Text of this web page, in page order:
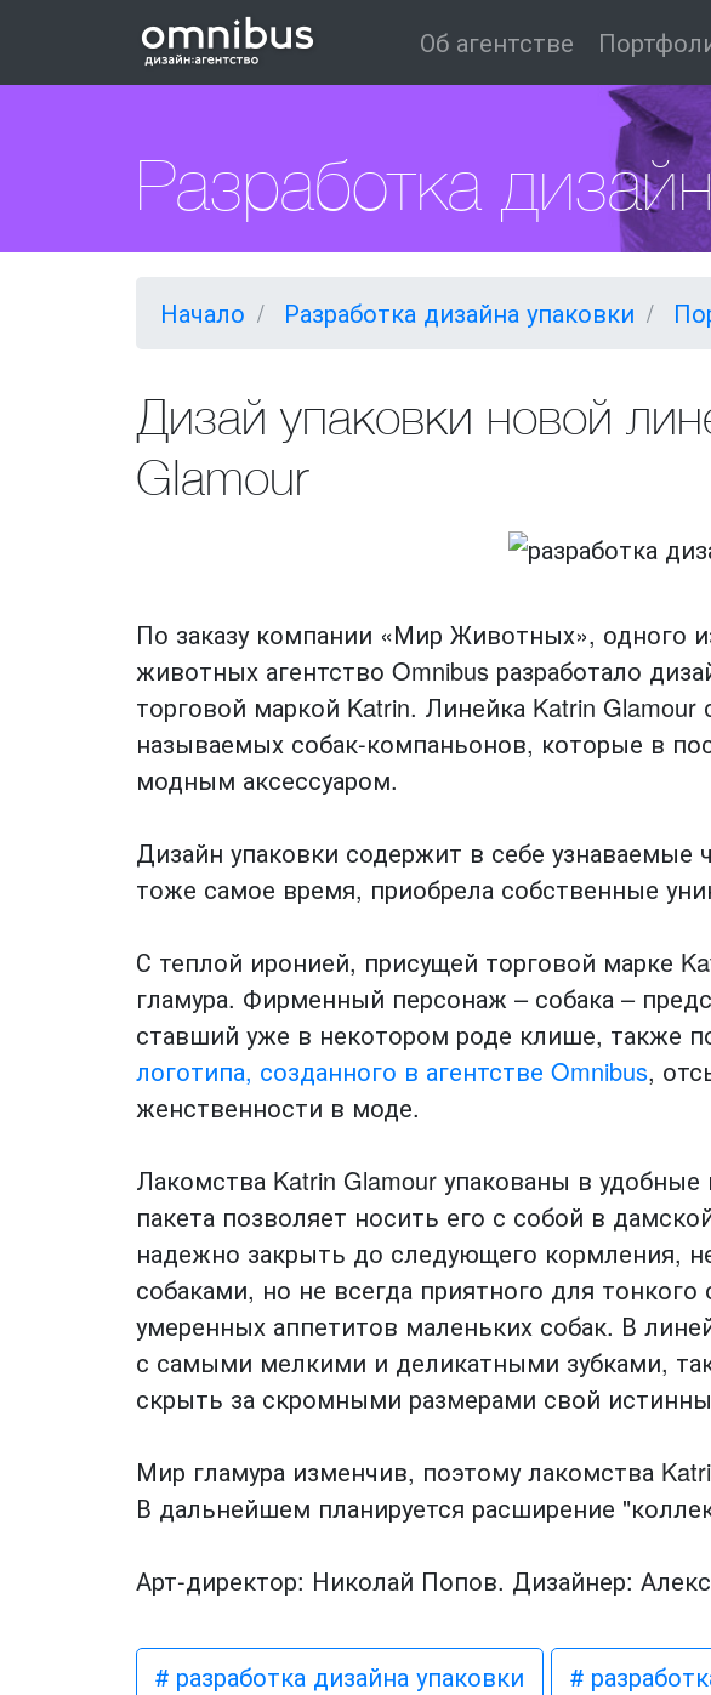
Об агентстве
Разработка
Начало Разработка дизайна упаковки
Дизай упаковки новой
Glamour
По заказу компании «Мир Животных», одного
животных агентство Omnibus разработало
торговой маркой Katrin. Линейка Katrin
называемых собак-компаньонов, которые в
модным аксессуаром.
Дизайн упаковки содержит в себе узнаваемые
тоже самое время, приобрела собственные
С теплой иронией, присущей торговой марке
гламура. Фирменный персонаж – собака –
ставший уже в некотором роде клише, также
логотипа, созданного в агентстве Omnibus,
женственности в моде.
Лакомства Katrin Glamour упакованы в
пакета позволяет носить его с собой в
надежно закрыть до следующего кормления,
собаками, но не всегда приятного для
умеренных аппетитов маленьких собак. В
с самыми мелкими и деликатными зубками,
скрыть за скромными размерами свой
Мир гламура изменчив, поэтому лакомства
В дальнейшем планируется расширение
Арт-директор: Николай Попов. Дизайнер:
# разработка дизайна упаковки
#